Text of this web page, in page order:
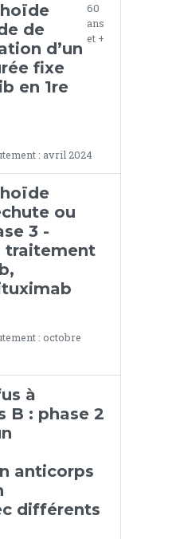
de
d’un
fixe
en 1re
60
ans
et +
: avril 2024
ou
3 -
traitement
: octobre
à
B : phase 2
anticorps
différents